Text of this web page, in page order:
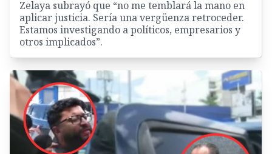
Zelaya subrayó que “no me temblará la mano en
aplicar justicia. Sería una vergüenza retroceder.
Estamos investigando a políticos, empresarios y
otros implicados”.